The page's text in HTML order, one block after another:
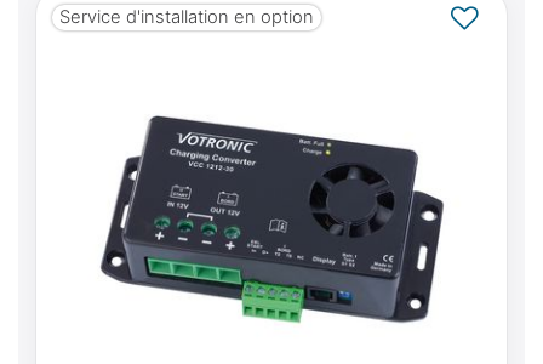
Service d'installation en option